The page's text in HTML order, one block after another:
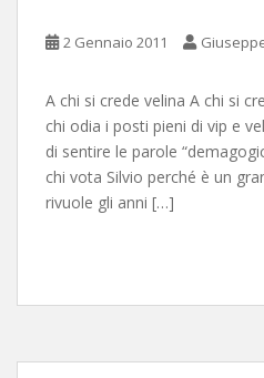
2 Gennaio 2011
A chi si crede velina A chi si
chi odia i posti pieni di vip e
di sentire le parole
chi vota Silvio perché è un
rivuole gli anni […]